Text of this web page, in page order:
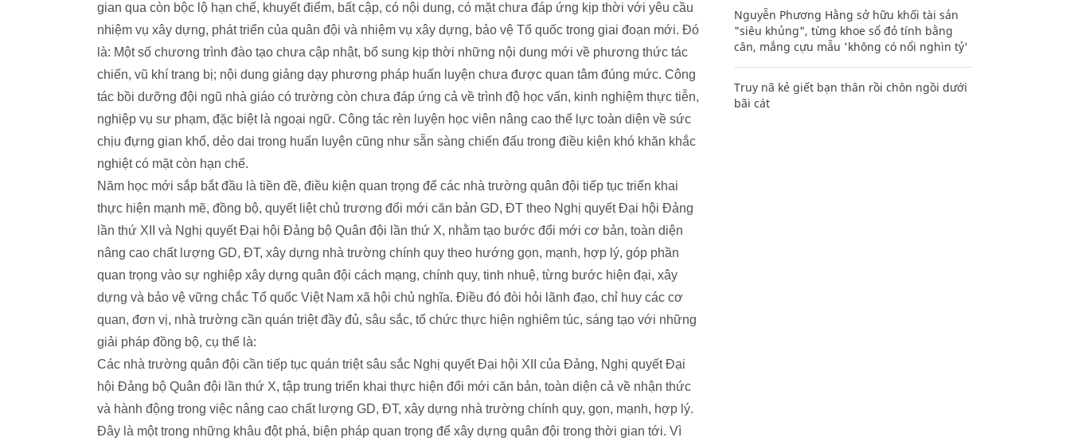
gian qua còn bộc lộ hạn chế, khuyết điểm, bất cập, có nội dung, có mặt chưa đáp ứng kịp thời với yêu cầu
nhiệm vụ xây dựng, phát triển của quân đội và nhiệm vụ xây dựng, bảo vệ Tổ quốc trong giai đoạn mới. Đó
là: Một số chương trình đào tạo chưa cập nhật, bổ sung kịp thời những nội dung mới về phương thức tác
chiến, vũ khí trang bị; nội dung giảng dạy phương pháp huấn luyện chưa được quan tâm đúng mức. Công
tác bồi dưỡng đội ngũ nhà giáo có trường còn chưa đáp ứng cả về trình độ học vấn, kinh nghiệm thực tiễn,
nghiệp vụ sư phạm, đặc biệt là ngoại ngữ. Công tác rèn luyện học viên nâng cao thể lực toàn diện về sức
chịu đựng gian khổ, dẻo dai trong huấn luyện cũng như sẵn sàng chiến đấu trong điều kiện khó khăn khắc
nghiệt có mặt còn hạn chế.
Năm học mới sắp bắt đầu là tiền đề, điều kiện quan trọng để các nhà trường quân đội tiếp tục triển khai
thực hiện mạnh mẽ, đồng bộ, quyết liệt chủ trương đổi mới căn bản GD, ĐT theo Nghị quyết Đại hội Đảng
lần thứ XII và Nghị quyết Đại hội Đảng bộ Quân đội lần thứ X, nhằm tạo bước đổi mới cơ bản, toàn diện
nâng cao chất lượng GD, ĐT, xây dựng nhà trường chính quy theo hướng gọn, mạnh, hợp lý, góp phần
quan trọng vào sự nghiệp xây dựng quân đội cách mạng, chính quy, tinh nhuệ, từng bước hiện đại, xây
dựng và bảo vệ vững chắc Tổ quốc Việt Nam xã hội chủ nghĩa. Điều đó đòi hỏi lãnh đạo, chỉ huy các cơ
quan, đơn vị, nhà trường cần quán triệt đầy đủ, sâu sắc, tổ chức thực hiện nghiêm túc, sáng tạo với những
giải pháp đồng bộ, cụ thể là:
Các nhà trường quân đội cần tiếp tục quán triệt sâu sắc Nghị quyết Đại hội XII của Đảng, Nghị quyết Đại
hội Đảng bộ Quân đội lần thứ X, tập trung triển khai thực hiện đổi mới căn bản, toàn diện cả về nhận thức
và hành động trong việc nâng cao chất lượng GD, ĐT, xây dựng nhà trường chính quy, gọn, mạnh, hợp lý.
Đây là một trong những khâu đột phá, biện pháp quan trọng để xây dựng quân đội trong thời gian tới. Vì
Nguyễn Phương Hằng sở hữu khối tài sản
"siêu khủng", từng khoe sổ đỏ tính bằng
cân, mắng cựu mẫu 'không có nổi nghìn tỷ'
Truy nã kẻ giết bạn thân rồi chôn ngồi dưới
bãi cát